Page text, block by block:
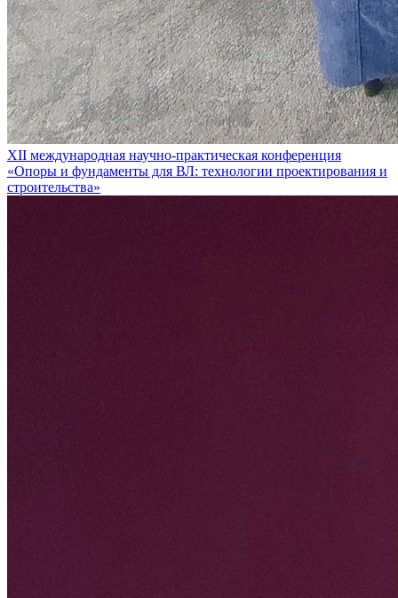
XII международная научно-практическая конференция
«Опоры и фундаменты для ВЛ: технологии проектирования и
строительства»